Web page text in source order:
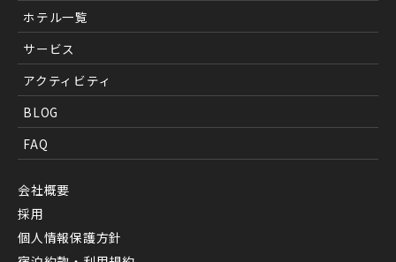
ホテル一覧
サービス
アクティビティ
BLOG
FAQ
会社概要
採用
個人情報保護方針